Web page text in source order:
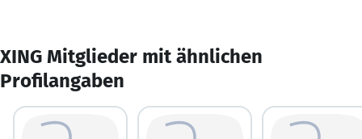
XING Mitglieder mit ähnlichen
Profilangaben